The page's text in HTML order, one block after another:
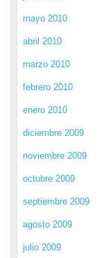
mayo 2010
abril 2010
marzo 2010
febrero 2010
enero 2010
diciembre 2009
noviembre 2009
octubre 2009
septiembre 2009
agosto 2009
julio 2009